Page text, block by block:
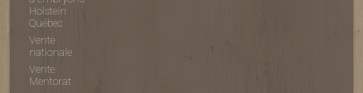
Holstein
Québec
Vente
nationale
Vente
Mentorat